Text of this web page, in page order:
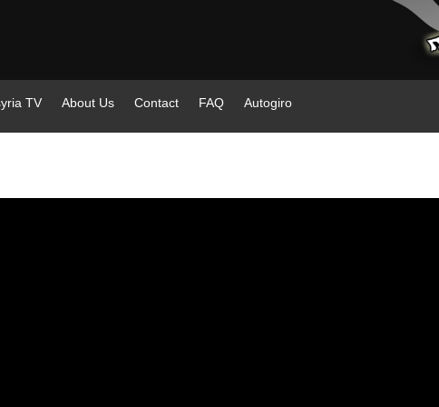
TV About Us Contact FAQ Autogiro